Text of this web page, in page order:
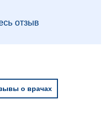
отзыв
о врачах